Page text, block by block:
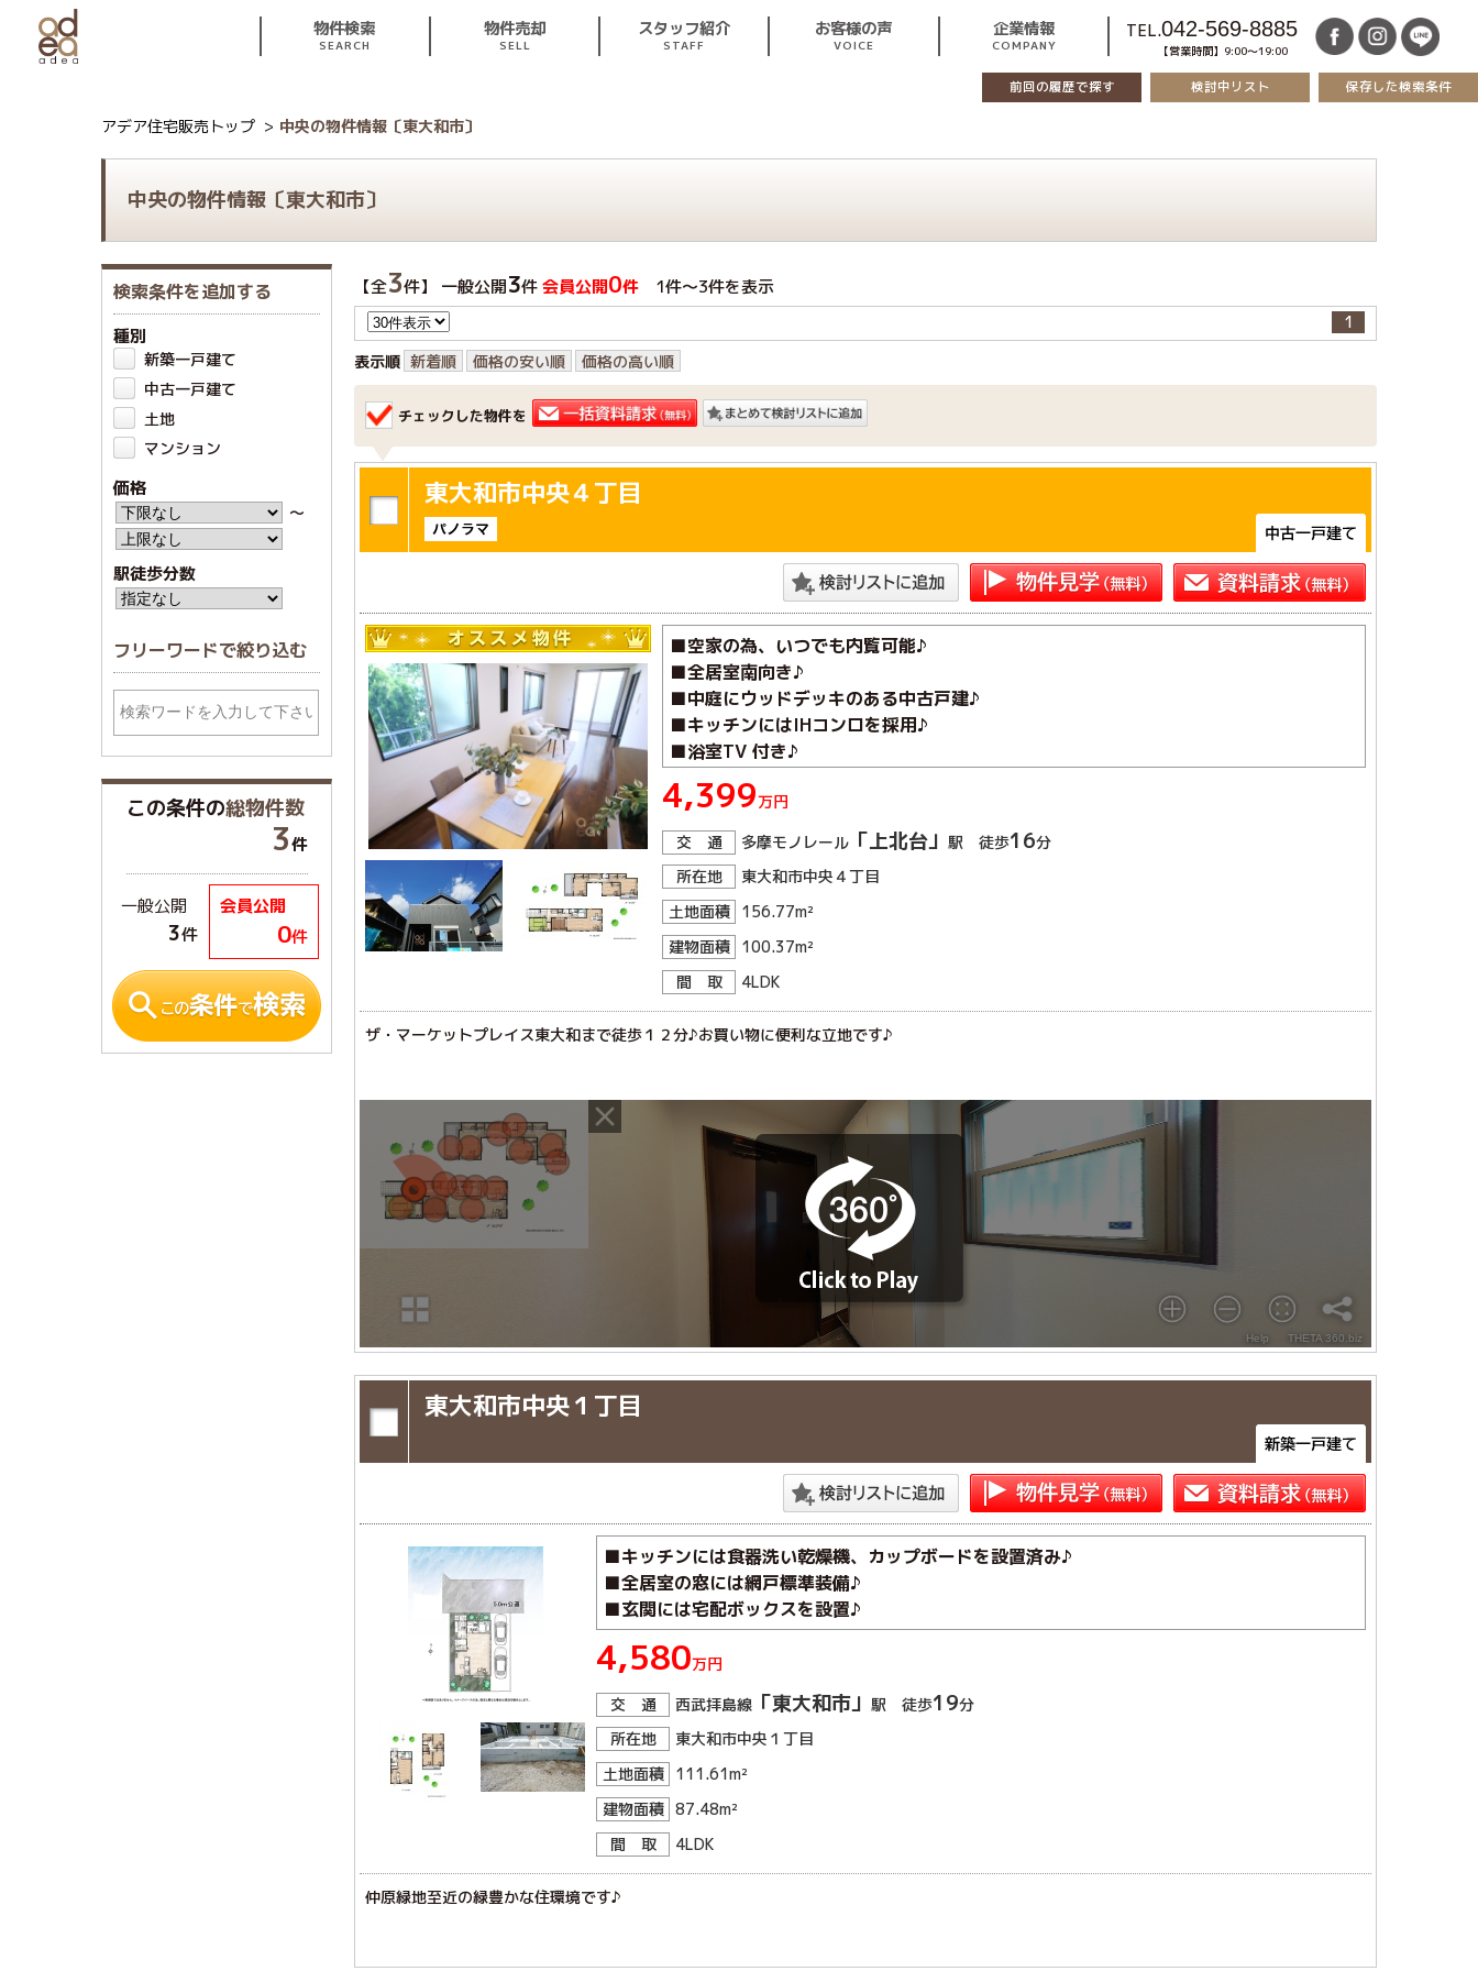
物件検索
SEARCH
物件売却
SELL
スタッフ紹介
STAFF
お客様の声
VOICE
企業情報
COMPANY
TEL.042-569-8885
【営業時間】9:00～19:00
前回の履歴で探す 検討中リスト 保存した検索条件
アデア住宅販売トップ 中央の物件情報〔東大和市〕
中央の物件情報〔東大和市〕
【全3件】 一般公開3件会員公開0件 1件〜3件を表示
1
表示順 新着順 価格の安い順 価格の高い順
チェックした物件を
東大和市中央４丁目
■空家の為、いつでも内覧可能♪
■全居室南向き♪
■中庭にウッドデッキのある中古戸建♪
■キッチンにはIHコンロを採用♪
■浴室TV 付き♪
4,399万円
交 通
多摩モノレール 「上北台」 駅 徒歩16分
所在地
東大和市中央４丁目
土地面積
156.77m²
建物面積
100.37m²
間 取
4LDK
ザ・マーケットプレイス東大和まで徒歩１２分♪お買い物に便利な立地です♪
東大和市中央１丁目
■キッチンには食器洗い乾燥機、カップボードを設置済み♪
■全居室の窓には網戸標準装備♪
■玄関には宅配ボックスを設置♪
4,580万円
交 通
西武拝島線 「東大和市」 駅 徒歩19分
所在地
東大和市中央１丁目
土地面積
111.61m²
建物面積 87.48m²
間 取
4LDK
仲原緑地至近の緑豊かな住環境です♪
検索条件を追加する
種別
新築一戸建て
中古一戸建て
土地
マンション
価格
〜
駅徒歩分数
フリーワードで絞り込む
この条件の総物件数
3件
会員公開
0件
一般公開
3件